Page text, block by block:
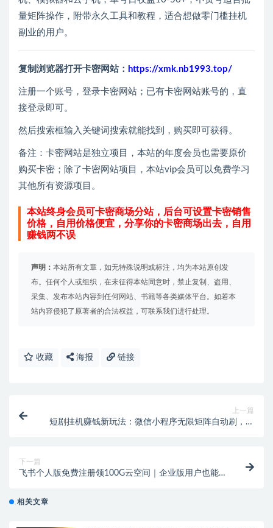
量矩阵操作，附带永久工具和教程，适合想做零门槛挂机
副业的用户。
复制浏览器打开卡密网站： https://xmk.nb1993.top/
注册一个账号，登录卡密网站；已有卡密网站账号的，直
接登录即可。
然后搜索框输入关键词搜索就能找到，购买即可获得。
备注：卡密网站是独立项目，本站的年度会员也需要原价
购买卡密；除了卡密网站项目，本站vip会员可以免费学习
其他所有资源项目。
本站终身会员可卡密商场分站，后台可设置卡密销售
价格，自用价格便宜，分享你的卡密商场出去，自用
赚钱两不误
声明： 本站所有文章，如无特殊说明或标注，均为本站原创发
布。任何个人或组织，在未征得本站同意时，禁止复制、盗用、
采集、发布本站内容到任何网站、书籍等各类媒体平台。如若本
站内容侵犯了原著者的合法权益，可联系我们进行处理。
收藏 海报 链接
上一篇
短剧挂机赚钱新玩法：微信小程序无限矩阵自动刷，单
下一篇
飞书个人版免费注册领100G云空间｜企业版用户也能
相关文章